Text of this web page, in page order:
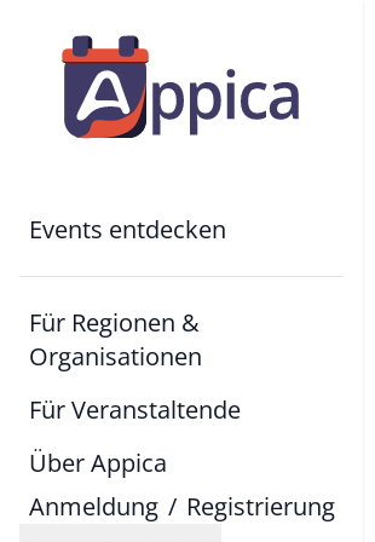
Events entdecken
Für Regionen &
Organisationen
Für Veranstaltende
Über Appica
Anmeldung / Registrierung